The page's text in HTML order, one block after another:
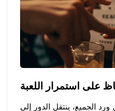
على استمرار اللعبة
ورد الجميع، ينتقل الدور إلى